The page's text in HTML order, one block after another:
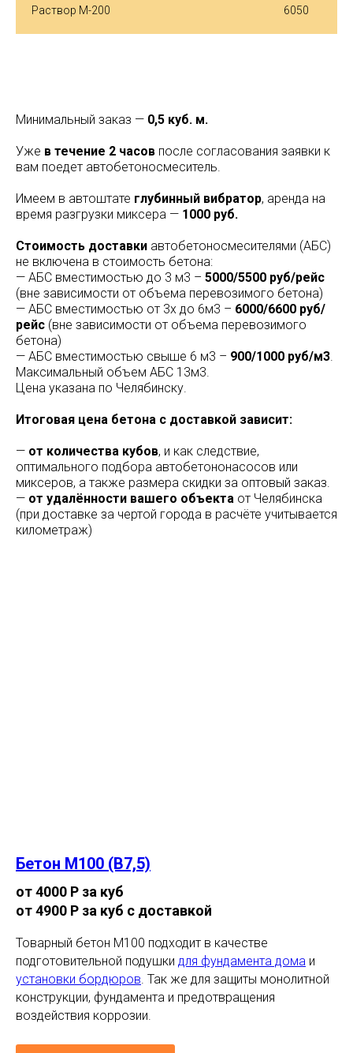
Раствор М-200 6050
Минимальный заказ — 0,5 куб. м.
Уже в течение 2 часов после согласования заявки к
вам поедет автобетоносмеситель.
Имеем в автоштате глубинный вибратор, аренда на
время разгрузки миксера — 1000 руб.
Стоимость доставки автобетоносмесителями (АБС)
не включена в стоимость бетона:
— АБС вместимостью до 3 м3 – 5000/5500 руб/рейс
(вне зависимости от объема перевозимого бетона)
— АБС вместимостью от 3х до 6м3 – 6000/6600 руб/
рейс (вне зависимости от объема перевозимого
бетона)
— АБС вместимостью свыше 6 м3 – 900/1000 руб/м3.
Максимальный объем АБС 13м3.
Цена указана по Челябинску.
Итоговая цена бетона с доставкой зависит:
— от количества кубов, и как следствие,
оптимального подбора автобетононасосов или
миксеров, а также размера скидки за оптовый заказ.
— от удалённости вашего объекта от Челябинска
(при доставке за чертой города в расчёте учитывается
километраж)
Бетон М100 (В7,5)
от 4000 Р за куб
от 4900 Р за куб с доставкой
Товарный бетон М100 подходит в качестве
подготовительной подушки для фундамента дома и
установки бордюров. Так же для защиты монолитной
конструкции, фундамента и предотвращения
воздействия коррозии.